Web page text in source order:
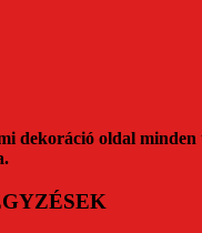
dekoráció oldal minden